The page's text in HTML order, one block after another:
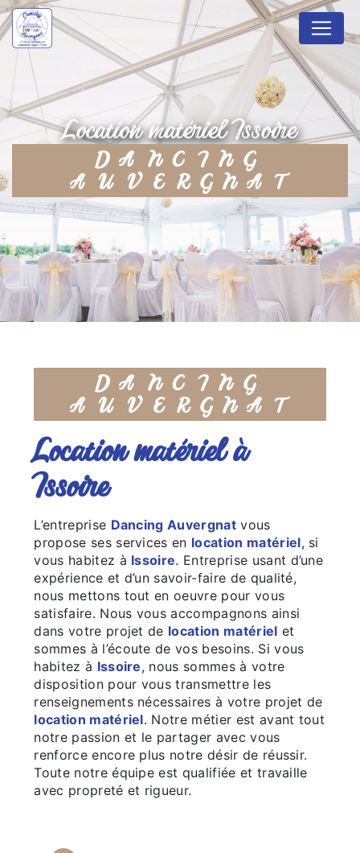
location matériel Issoire
DANCING
AUVERGNAT
DANCING
AUVERGNAT
location matériel à
Issoire
L’entreprise Dancing Auvergnatvous
propose ses services en location matériel, si
vous habitez à Issoire. Entreprise usant d’une
expérience et d’un savoir-faire de qualité,
nous mettons tout en oeuvre pour vous
satisfaire. Nous vous accompagnons ainsi
dans votre projet de location matériel et
sommes à l’écoute de vos besoins. Si vous
habitez à Issoire, nous sommes à votre
disposition pour vous transmettre les
renseignements nécessaires à votre projet de
location matériel. Notre métier est avant tout
notre passion et le partager avec vous
renforce encore plus notre désir de réussir.
Toute notre équipe est qualifiée et travaille
avec propreté et rigueur.
Panneau de gestion des cookies